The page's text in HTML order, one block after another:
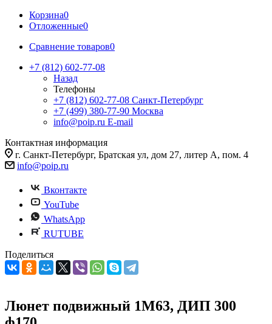
Корзина0
Отложенные0
Сравнение товаров0
+7 (812) 602-77-08
Назад
Телефоны
+7 (812) 602-77-08 Санкт-Петербург
+7 (499) 380-77-90 Москва
info@poip.ru E-mail
Контактная информация
г. Санкт-Петербург, Братская ул, дом 27, литер А, пом. 4
info@poip.ru
Вконтакте
YouTube
WhatsApp
RUTUBE
Поделиться
Люнет подвижный 1М63, ДИП 300